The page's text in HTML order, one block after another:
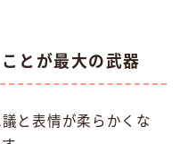
とが最大の武器
と表情が柔らかくな